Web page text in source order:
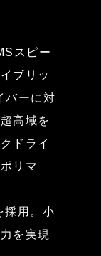
スピー
ブリッ
バーに対
高域を
ドライ
リマ
採用。小
を実現